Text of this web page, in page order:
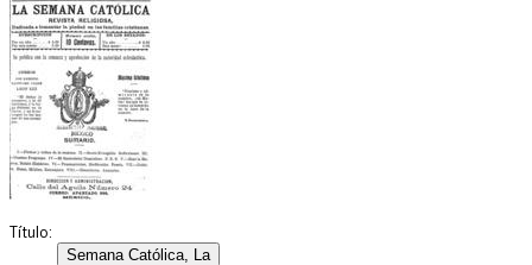
Título: